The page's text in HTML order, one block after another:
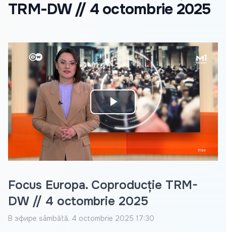
TRM-DW // 4 octombrie 2025
Play
Video
Focus Europa. Coproducție TRM-
DW // 4 octombrie 2025
В эфире sâmbătă, 4 octombrie 2025 17:30